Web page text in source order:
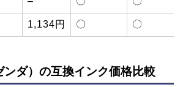
1,134円 〇 〇
ダ）の互換インク価格比較